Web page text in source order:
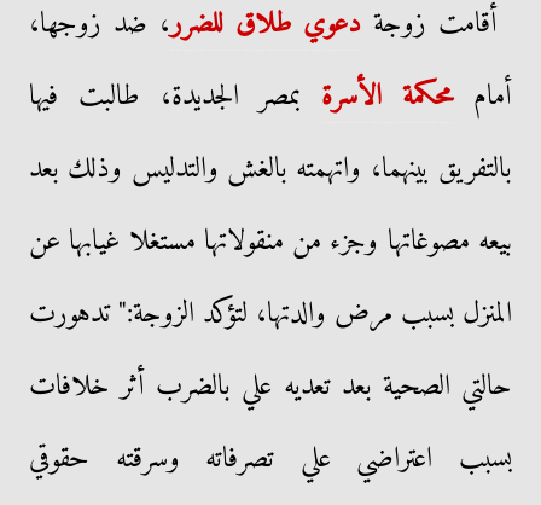
أقامت زوجة دعوي طلاق للضرر، ضد زوجها،
أماممحكمة الأسرة بمصر الجديدة، طالبت فيها
بالتفريق بينهما، واتهمته بالغش والتدليس وذلك بعد
بيعه مصوغاتها وجزء من منقولاتها مستغلا غيابها عن
المنزل بسبب مرض والدتها، لتؤكد الزوجة:" تدهورت
حالتي الصحية بعد تعديه علي بالضرب أثر خلافات
بسبب اعتراضي علي تصرفاته وسرقته حقوقي